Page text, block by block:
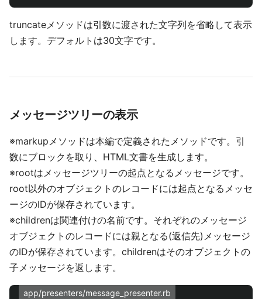
truncateメソッドは引数に渡された文字列を省略して表示
します。デフォルトは30文字です。
メッセージツリーの表示
※markupメソッドは本編で定義されたメソッドです。引
数にブロックを取り、HTML文書を生成します。
※rootはメッセージツリーの起点となるメッセージです。
root以外のオブジェクトのレコードには起点となるメッセ
ージのIDが保存されています。
※childrenは関連付けの名前です。それぞれのメッセージ
オブジェクトのレコードには親となる(返信先)メッセージ
のIDが保存されています。childrenはそのオブジェクトの
子メッセージを返します。
app/presenters/message_presenter.rb